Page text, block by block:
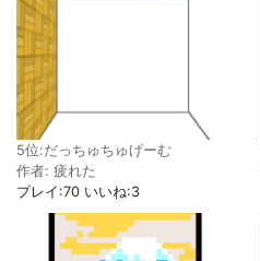
5位:だっちゅちゅげーむ
作者: 疲れた
プレイ:70 いいね:3